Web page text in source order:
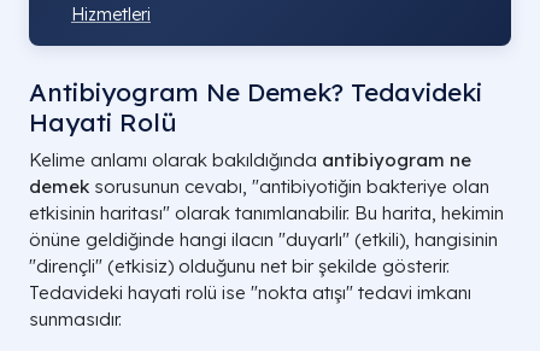
Hizmetleri
Antibiyogram Ne Demek? Tedavideki
Hayati Rolü
Kelime anlamı olarak bakıldığında antibiyogram ne
demek sorusunun cevabı, "antibiyotiğin bakteriye olan
etkisinin haritası" olarak tanımlanabilir. Bu harita, hekimin
önüne geldiğinde hangi ilacın "duyarlı" (etkili), hangisinin
"dirençli" (etkisiz) olduğunu net bir şekilde gösterir.
Tedavideki hayati rolü ise "nokta atışı" tedavi imkanı
sunmasıdır.